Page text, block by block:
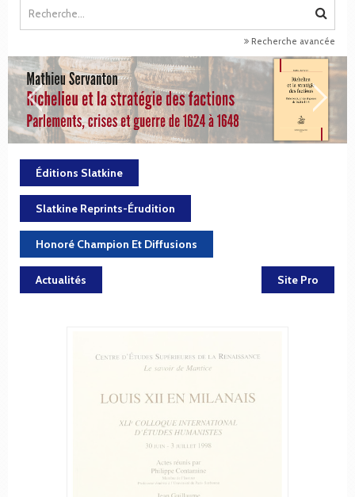
Recherche avancée
Éditions Slatkine
Slatkine Reprints-Érudition
Honoré Champion Et Diffusions
Actualités Site Pro